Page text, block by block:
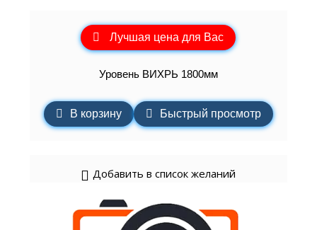
Лучшая цена для Вас
Уровень ВИХРЬ 1800мм
В корзину Быстрый просмотр
Добавить в список желаний